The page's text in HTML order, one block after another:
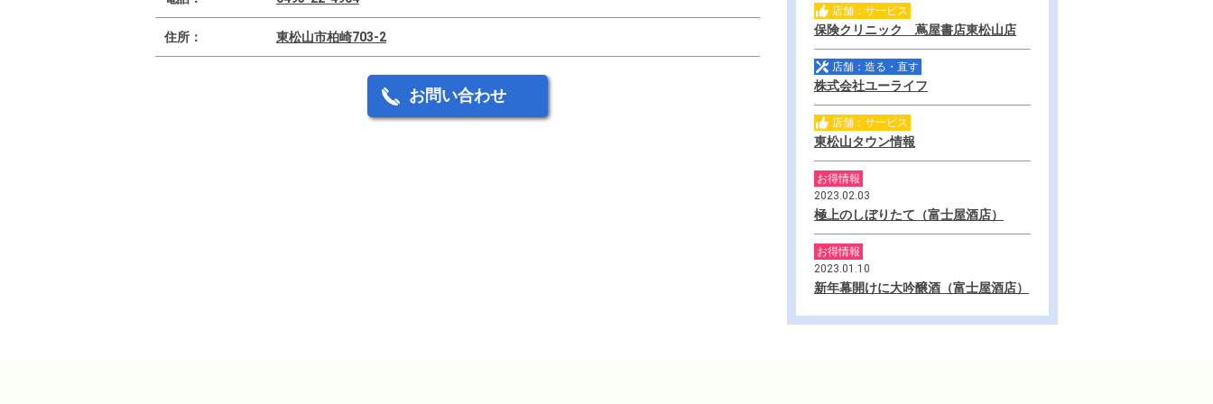
住所： 東松山市柏崎703-2
お問い合わせ
店舗：サービス
保険クリニック 蔦屋書店東松山店
店舗：造る・直す
株式会社ユーライフ
店舗：サービス
東松山タウン情報
お得情報
2023.02.03
極上のしぼりたて（富士屋酒店）
お得情報
2023.01.10
新年幕開けに大吟醸酒（富士屋酒店）